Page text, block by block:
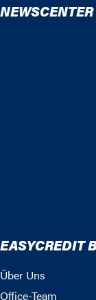
NEWSCENTER
EASYCREDIT
Über Uns
Office-Team